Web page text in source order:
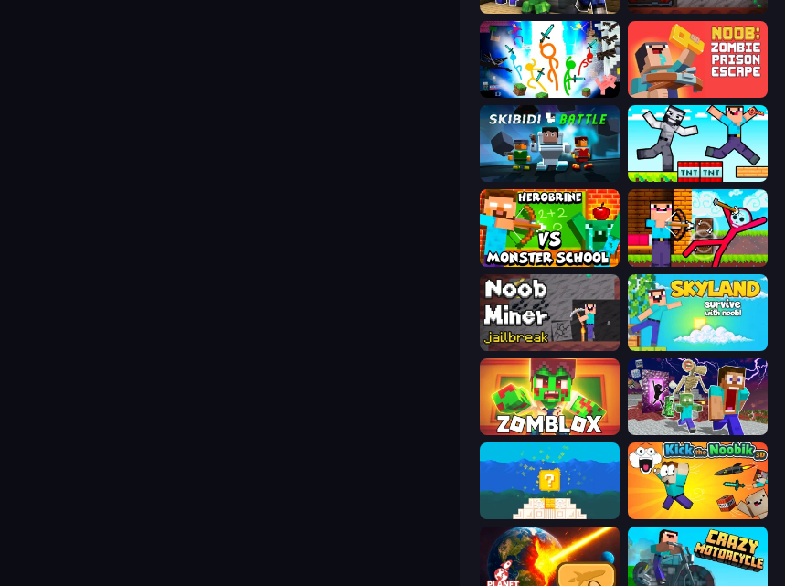
Noob Trolls Pro Noob Miner 2: Escape From Prison
Stickman Epic
Skibidi Battle Noob Gigachad: Parkour Tricks Challenge
Herobrine vs Monster School Noob Archer vs Stickman Zombie
Noob Miner: Escape From Prison Skyland Survive With Noob!
Zomblox Monster School Herobrine Siren Head
Kick the Noobik 3D